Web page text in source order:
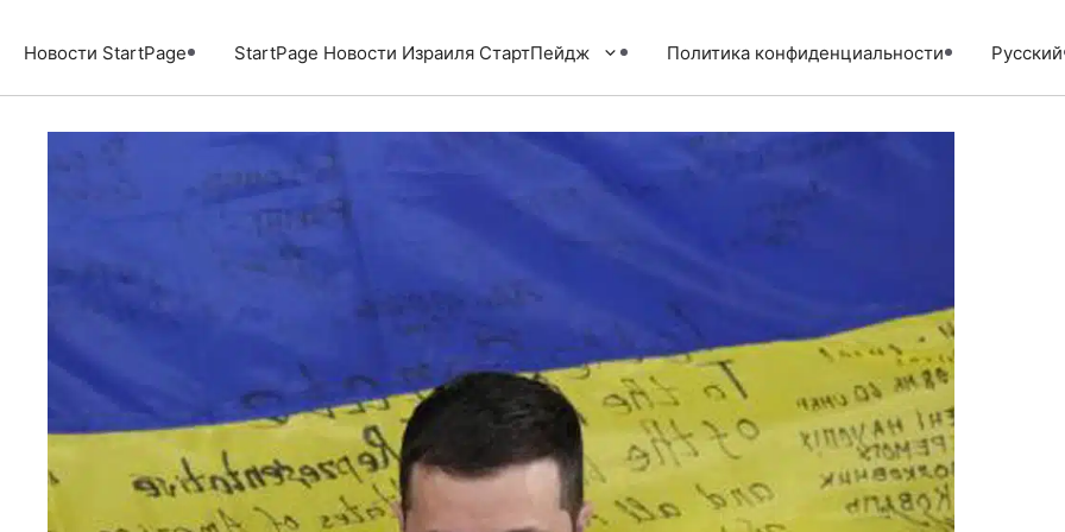
содержимому
Новости StartPage StartPage Новости Израиля СтартПейдж Политика конфиденциальности Русский